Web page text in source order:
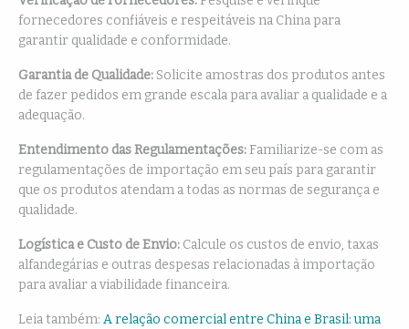
fornecedores confiáveis e respeitáveis na China para
garantir qualidade e conformidade.
Garantia de Qualidade: Solicite amostras dos produtos antes
de fazer pedidos em grande escala para avaliar a qualidade e a
adequação.
Entendimento das Regulamentações:Familiarize-se com as
regulamentações de importação em seu país para garantir
que os produtos atendam a todas as normas de segurança e
qualidade.
Logística e Custo de Envio: Calcule os custos de envio, taxas
alfandegárias e outras despesas relacionadas à importação
para avaliar a viabilidade financeira.
Leia também: A relação comercial entre China e Brasil: uma